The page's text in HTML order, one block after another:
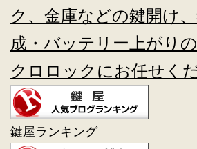
ク、金庫などの鍵開け
成・バッテリー上がり
クロロックにお任せくだ
鍵屋ランキング